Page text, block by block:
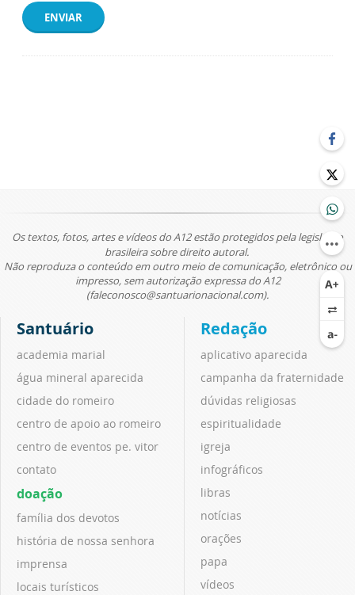
ENVIAR
Os textos, fotos, artes e vídeos do A12 estão protegidos pela legislação
brasileira sobre direito autoral.
Não reproduza o conteúdo em outro meio de comunicação, eletrônico ou
impresso, sem autorização expressa do A12
(faleconosco@santuarionacional.com).
Santuário
academia marial
água mineral aparecida
cidade do romeiro
centro de apoio ao romeiro
centro de eventos pe. vitor
contato
doação
família dos devotos
história de nossa senhora
imprensa
locais turísticos
Redação
aplicativo aparecida
campanha da fraternidade
dúvidas religiosas
espiritualidade
igreja
infográficos
libras
notícias
orações
papa
vídeos